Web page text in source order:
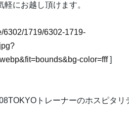
にお越し頂けます。
6302/1719/6302-1719-
color=fff]
トレーナーのホスピタリ